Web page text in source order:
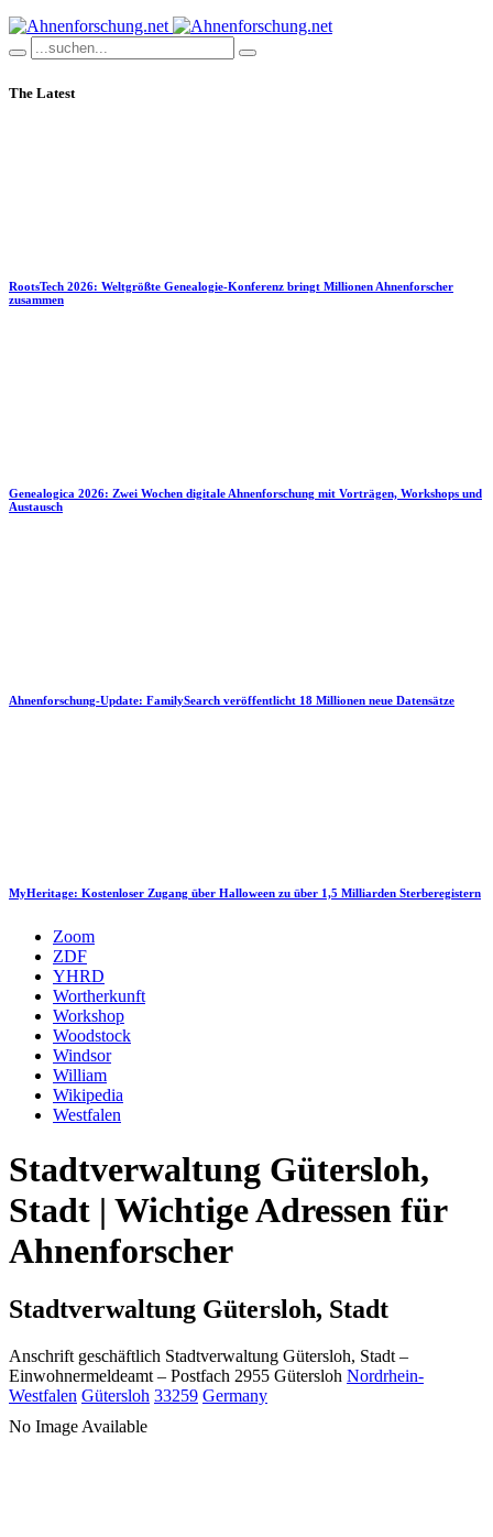
The Latest
RootsTech 2026: Weltgrößte Genealogie-Konferenz bringt Millionen Ahnenforscher
zusammen
Genealogica 2026: Zwei Wochen digitale Ahnenforschung mit Vorträgen, Workshops und
Austausch
Ahnenforschung-Update: FamilySearch veröffentlicht 18 Millionen neue Datensätze
MyHeritage: Kostenloser Zugang über Halloween zu über 1,5 Milliarden Sterberegistern
Zoom
ZDF
YHRD
Wortherkunft
Workshop
Woodstock
Windsor
William
Wikipedia
Westfalen
Stadtverwaltung Gütersloh,
Stadt | Wichtige Adressen für
Ahnenforscher
Stadtverwaltung Gütersloh, Stadt
Anschrift geschäftlich Stadtverwaltung Gütersloh, Stadt –
Einwohnermeldeamt – Postfach 2955 Gütersloh Nordrhein-
Westfalen Gütersloh 33259 Germany
No Image Available